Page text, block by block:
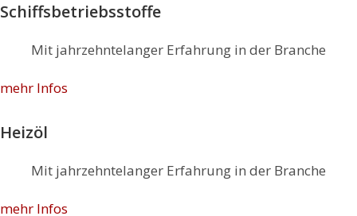
Schiffs­betriebs­stoffe
Mit jahrzehntelanger Erfahrung in der Branche
mehr Infos
Heizöl
Mit jahrzehntelanger Erfahrung in der Branche
mehr Infos